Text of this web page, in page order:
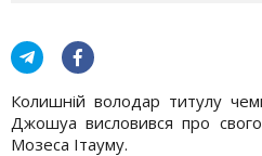
Колишній володар титулу
Джошуа висловився про свого
Мозеса Ітауму.